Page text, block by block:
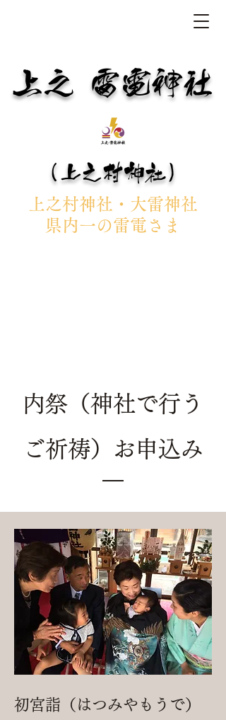
上之村神社・大雷神社
県内一の雷電さま
上之 雷電神社
（上之村神社）
内祭（神社で行う
ご祈祷）お申込み
初宮詣（はつみやもうで）